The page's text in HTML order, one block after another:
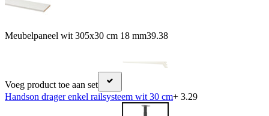
Meubelpaneel wit 305x30 cm 18 mm39.38
Voeg product toe aan set
Handson drager enkel railsysteem wit 30 cm+ 3.29